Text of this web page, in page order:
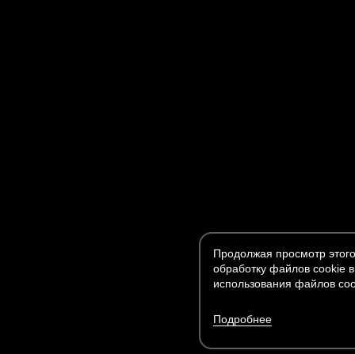
Продолжая просмотр
обработку файлов cookie в
использования файлов
Подробнее